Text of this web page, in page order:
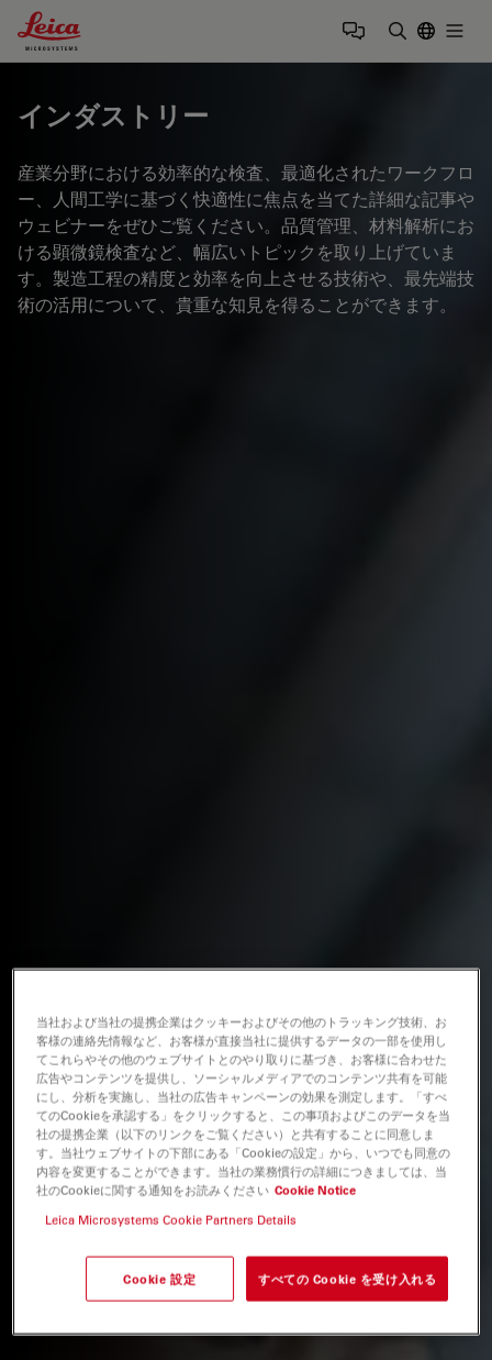
Leica Microsystems Logo
インダストリー
産業分野における効率的な検査、最適化されたワークフロ
ー、人間工学に基づく快適性に焦点を当てた詳細な記事や
ウェビナーをぜひご覧ください。品質管理、材料解析にお
ける顕微鏡検査など、幅広いトピックを取り上げていま
す。製造工程の精度と効率を向上させる技術や、最先端技
術の活用について、貴重な知見を得ることができます。
当社および当社の提携企業はクッキーおよびその他のトラッキング技術、お
客様の連絡先情報など、お客様が直接当社に提供するデータの一部を使用し
てこれらやその他のウェブサイトとのやり取りに基づき、お客様に合わせた
広告やコンテンツを提供し、ソーシャルメディアでのコンテンツ共有を可能
にし、分析を実施し、当社の広告キャンペーンの効果を測定します。「すべ
てのCookieを承認する」をクリックすると、この事項およびこのデータを当
社の提携企業（以下のリンクをご覧ください）と共有することに同意しま
す。当社ウェブサイトの下部にある「Cookieの設定」から、いつでも同意の
内容を変更することができます。当社の業務慣行の詳細につきましては、当
社のCookieに関する通知をお読みください Cookie Notice
Leica Microsystems Cookie Partners Details
Cookie 設定 すべての Cookie を受け入れる